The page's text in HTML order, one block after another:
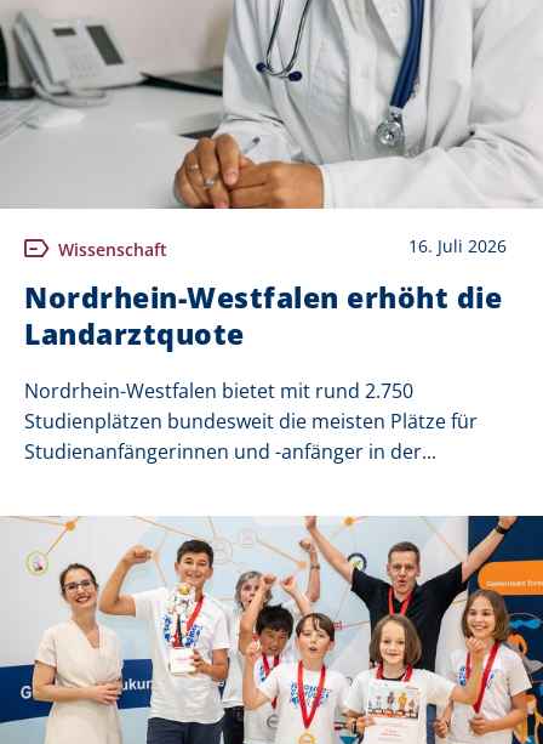
Wissenschaft 16. Juli 2026
Nordrhein-Westfalen erhöht die
Landarztquote
Nordrhein-Westfalen bietet mit rund 2.750
Studienplätzen bundesweit die meisten Plätze für
Studienanfängerinnen und -anfänger in der...